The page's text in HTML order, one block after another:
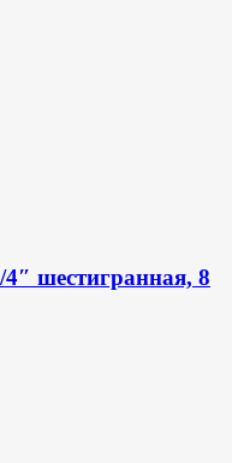
шестигранная, 8